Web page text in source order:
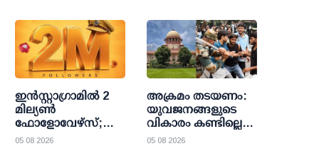
സ്ഥാപനങ്ങള്‍ക്ക്
വ്യാഴാഴ്ച അവധി
കരുതല്‍
ശേഖരത്തിനായി
കേന്ദ്ര സര്‍ക്കാര്‍;
പാചക
വാതകത്തിന് വില
ഇന്‍സ്റ്റാഗ്രാമില്‍ 2
മില്യണ്‍
ഫോളോവേഴ്സ്;
ലോക റെക്കോര്‍ഡ്
05 08 2026
അക്രമം തടയണം:
യുവജനങ്ങളുടെ
വികാരം കണ്ടില്ലെന്ന്
നടിക്കരുത്;
05 08 2026